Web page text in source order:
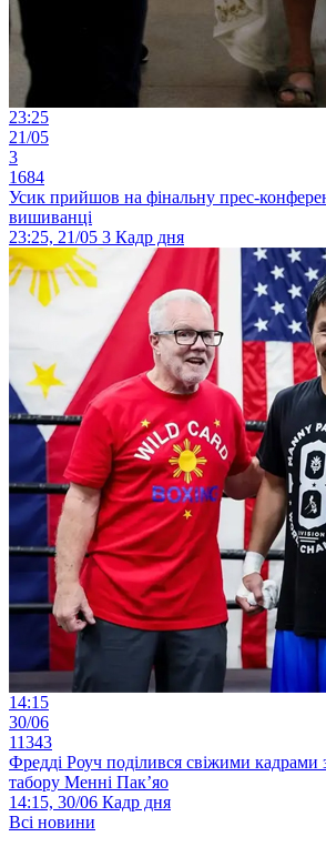
23:25
21/05
3
1684
Усик прийшов на фінальну прес-
вишиванці
23:25, 21/05 3 Кадр дня
14:15
30/06
11343
Фредді Роуч поділився свіжими кадрами
табору Менні Пак’яо
14:15, 30/06 Кадр дня
Всі новини